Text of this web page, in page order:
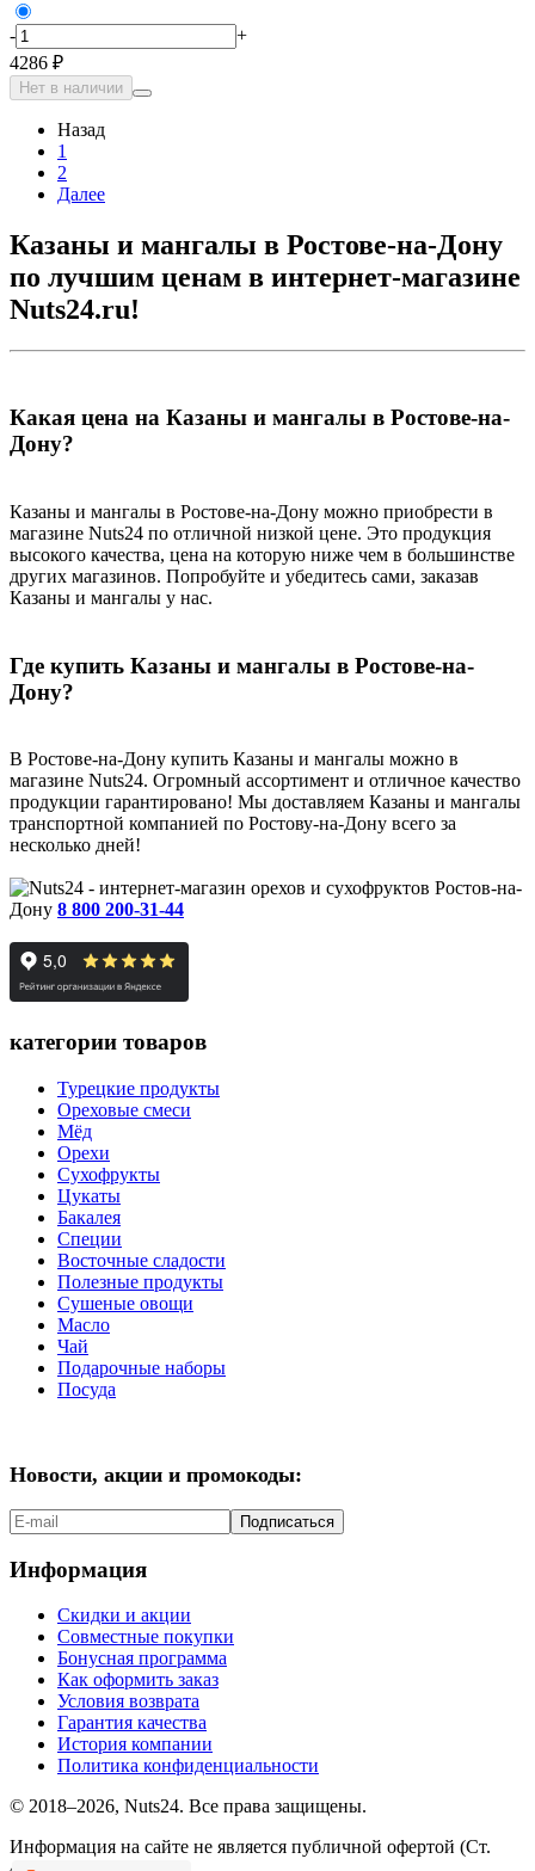
-
+
4286 ₽
Нет в наличии
Назад
1
2
Далее
Казаны и мангалы в Ростове-на-Дону
по лучшим ценам в интернет-магазине
Nuts24.ru!
Какая цена на Казаны и мангалы в Ростове-на-
Дону?
Казаны и мангалы в Ростове-на-Дону можно приобрести в
магазине Nuts24 по отличной низкой цене. Это продукция
высокого качества, цена на которую ниже чем в большинстве
других магазинов. Попробуйте и убедитесь сами, заказав
Казаны и мангалы у нас.
Где купить Казаны и мангалы в Ростове-на-
Дону?
В Ростове-на-Дону купить Казаны и мангалы можно в
магазине Nuts24. Огромный ассортимент и отличное качество
продукции гарантировано! Мы доставляем Казаны и мангалы
транспортной компанией по Ростову-на-Дону всего за
несколько дней!
Ростов-на-
Дону 8 800 200-31-44
категории товаров
Турецкие продукты
Ореховые смеси
Мёд
Орехи
Сухофрукты
Цукаты
Бакалея
Специи
Восточные сладости
Полезные продукты
Сушеные овощи
Масло
Чай
Подарочные наборы
Посуда
Новости, акции и промокоды:
Подписаться
Информация
Скидки и акции
Совместные покупки
Бонусная программа
Как оформить заказ
Условия возврата
Гарантия качества
История компании
Политика конфиденциальности
© 2018–2026, Nuts24. Все права защищены.
Информация на сайте не является публичной офертой (Ст.